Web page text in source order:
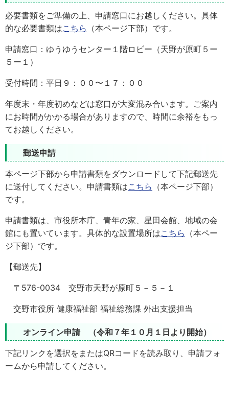
必要書類をご準備の上、申請窓口にお越しください。具体
的な必要書類はこちら （本ページ下部）です。
申請窓口：ゆうゆうセンター１階ロビー（天野が原町５ー
５ー１）
受付時間：平日９：００〜１７：００
年度末・年度初めなどは窓口が大変混み合います。ご案内
にお時間がかかる場合がありますので、時間に余裕をもっ
てお越しください。
郵送申請
本ページ下部から申請書類をダウンロードして下記郵送先
に送付してください。申請書類はこちら （本ページ下部）
です。
申請書類は、市役所本庁、青年の家、星田会館、地域の会
館にも置いています。具体的な設置場所はこちら （本ペー
ジ下部）です。
【郵送先】
〒576-0034 交野市天野が原町５－５－１
交野市役所 健康福祉部 福祉総務課 外出支援担当
オンライン申請 （令和７年１０月１日より開始）
下記リンクを選択をまたはQRコードを読み取り、申請フォ
ームから申請してください。